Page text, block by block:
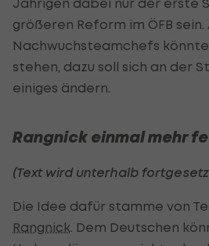
größeren Reform im ÖFB
Nachwuchsteamchefs
stehen, dazu soll sich an der
einiges ändern.
Rangnick einmal mehr
(Text wird unterhalb
Die Idee dafür stamme von
Rangnick . Dem Deutschen